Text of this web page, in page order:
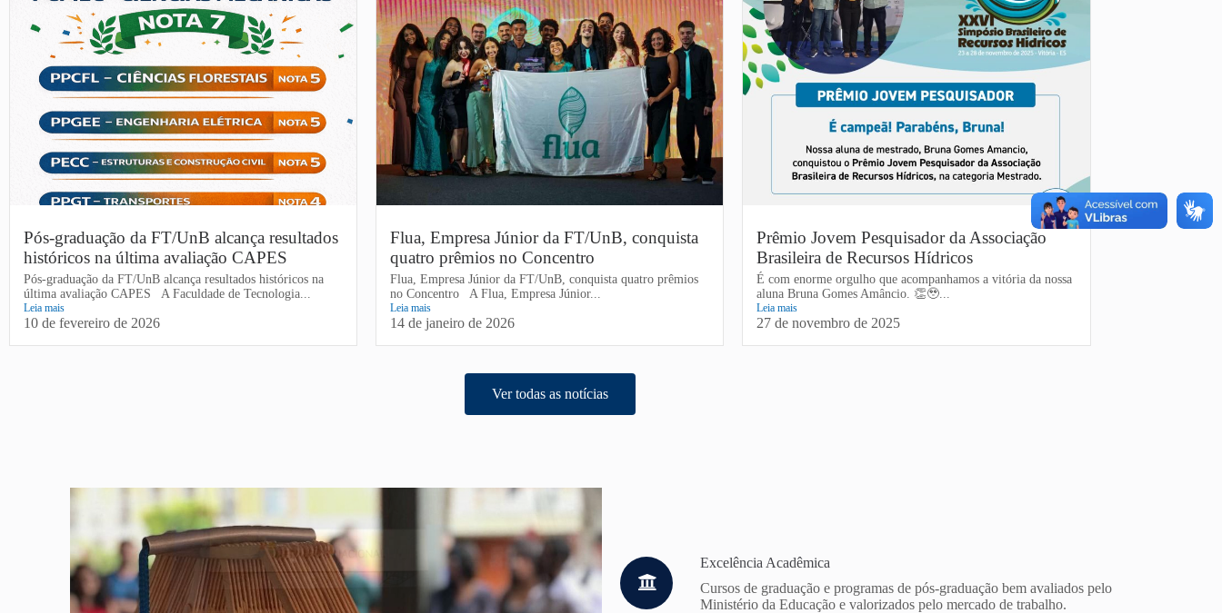
Pós-graduação da FT/UnB alcança resultados
históricos na última avaliação CAPES
Pós-graduação da FT/UnB alcança resultados históricos na
última avaliação CAPES A Faculdade de Tecnologia...
Leia mais
10 de fevereiro de 2026
Flua, Empresa Júnior da FT/UnB, conquista
quatro prêmios no Concentro
Flua, Empresa Júnior da FT/UnB, conquista quatro prêmios
no Concentro A Flua, Empresa Júnior...
Leia mais
14 de janeiro de 2026
Prêmio Jovem Pesquisador da Associação
Brasileira de Recursos Hídricos
É com enorme orgulho que acompanhamos a vitória da nossa
aluna Bruna Gomes Amâncio. 👏🥹...
Leia mais
27 de novembro de 2025
Ver todas as notícias
Excelência Acadêmica
Cursos de graduação e programas de pós-graduação bem avaliados pelo
Ministério da Educação e valorizados pelo mercado de trabalho.